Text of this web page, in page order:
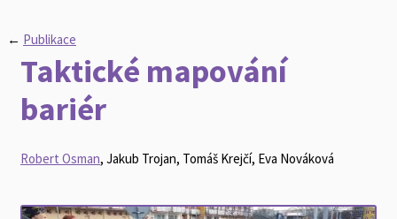
← Publikace
Taktické mapování
bariér
Robert Osman, Jakub Trojan, Tomáš Krejčí, Eva Nováková